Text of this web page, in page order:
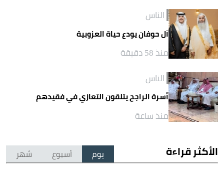
الناس
آل حوفان يودع حياة العزوبية
منذ 58 دقيقة
الناس
أسرة الراجح يتلقون التعازي في فقيدهم
منذ ساعة
الأكثر قراءة يوم أسبوع شهر